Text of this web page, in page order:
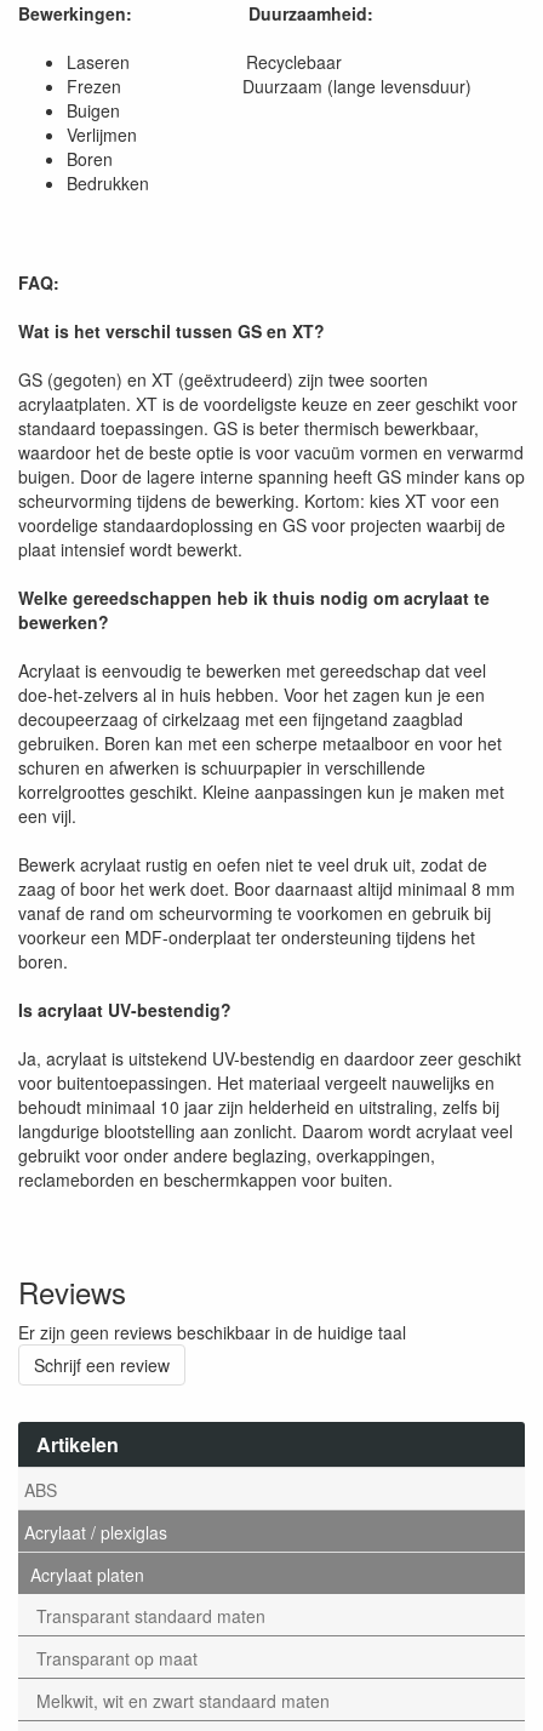
Artikelen
ABS
Acrylaat / plexiglas
Acrylaat platen
Transparant standaard maten
Transparant op maat
Melkwit, wit en zwart standaard maten
Bewerkingen:
Duurzaamheid:
Laseren Recyclebaar
Frezen Duurzaam (lange levensduur)
Buigen
Verlijmen
Boren
Bedrukken
FAQ:
Wat is het verschil tussen GS en XT?
GS (gegoten) en XT (geëxtrudeerd) zijn twee soorten
acrylaatplaten. XT is de voordeligste keuze en zeer geschikt voor
standaard toepassingen. GS is beter thermisch bewerkbaar,
waardoor het de beste optie is voor vacuüm vormen en verwarmd
buigen. Door de lagere interne spanning heeft GS minder kans op
scheurvorming tijdens de bewerking. Kortom: kies XT voor een
voordelige standaardoplossing en GS voor projecten waarbij de
plaat intensief wordt bewerkt.
Welke gereedschappen heb ik thuis nodig om acrylaat te
bewerken?
Acrylaat is eenvoudig te bewerken met gereedschap dat veel
doe-het-zelvers al in huis hebben. Voor het zagen kun je een
decoupeerzaag of cirkelzaag met een fijngetand zaagblad
gebruiken. Boren kan met een scherpe metaalboor en voor het
schuren en afwerken is schuurpapier in verschillende
korrelgroottes geschikt. Kleine aanpassingen kun je maken met
een vijl.
Bewerk acrylaat rustig en oefen niet te veel druk uit, zodat de
zaag of boor het werk doet. Boor daarnaast altijd minimaal 8 mm
vanaf de rand om scheurvorming te voorkomen en gebruik bij
voorkeur een MDF-onderplaat ter ondersteuning tijdens het
boren.
Is acrylaat UV-bestendig?
Ja, acrylaat is uitstekend UV-bestendig en daardoor zeer geschikt
voor buitentoepassingen. Het materiaal vergeelt nauwelijks en
behoudt minimaal 10 jaar zijn helderheid en uitstraling, zelfs bij
langdurige blootstelling aan zonlicht. Daarom wordt acrylaat veel
gebruikt voor onder andere beglazing, overkappingen,
reclameborden en beschermkappen voor buiten.
Reviews
Er zijn geen reviews beschikbaar in de huidige taal
Schrijf een review